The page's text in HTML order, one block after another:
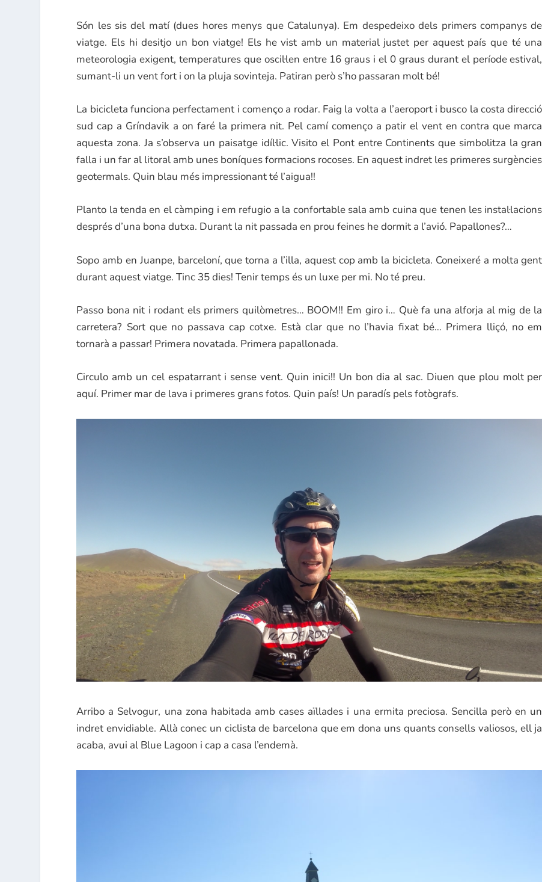
Són les sis del matí (dues hores menys que Catalunya). Em despedeixo dels primers companys de
viatge. Els hi desitjo un bon viatge! Els he vist amb un material justet per aquest país que té una
meteorologia exigent, temperatures que oscil·len entre 16 graus i el 0 graus durant el període estival,
sumant-li un vent fort i on la pluja sovinteja. Patiran però s’ho passaran molt bé!
La bicicleta funciona perfectament i començo a rodar. Faig la volta a l’aeroport i busco la costa direcció
sud cap a Gríndavik a on faré la primera nit. Pel camí començo a patir el vent en contra que marca
aquesta zona. Ja s’observa un paisatge idíl·lic. Visito el Pont entre Continents que simbolitza la gran
falla i un far al litoral amb unes boníques formacions rocoses. En aquest indret les primeres surgències
geotermals. Quin blau més impressionant té l’aigua!!
Planto la tenda en el càmping i em refugio a la confortable sala amb cuina que tenen les instal·lacions
després d’una bona dutxa. Durant la nit passada en prou feines he dormit a l’avió. Papallones?…
Sopo amb en Juanpe, barceloní, que torna a l’illa, aquest cop amb la bicicleta. Coneixeré a molta gent
durant aquest viatge. Tinc 35 dies! Tenir temps és un luxe per mi. No té preu.
Passo bona nit i rodant els primers quilòmetres… BOOM!! Em giro i… Què fa una alforja al mig de la
carretera? Sort que no passava cap cotxe. Està clar que no l’havia fixat bé… Primera lliçó, no em
tornarà a passar! Primera novatada. Primera papallonada.
Circulo amb un cel espatarrant i sense vent. Quin inici!! Un bon dia al sac. Diuen que plou molt per
aquí. Primer mar de lava i primeres grans fotos. Quin país! Un paradís pels fotògrafs.
Arribo a Selvogur, una zona habitada amb cases aïllades i una ermita preciosa. Sencilla però en un
indret envidiable. Allà conec un ciclista de barcelona que em dona uns quants consells valiosos, ell ja
acaba, avui al Blue Lagoon i cap a casa l’endemà.